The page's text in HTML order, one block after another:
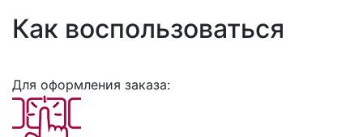
Как воспользоваться
Для оформления заказа: